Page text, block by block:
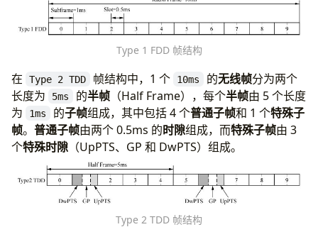
Type 1 FDD 帧结构
在 Type 2 TDD 帧结构中，1 个 10ms 的无线帧分为两个
长度为
5ms 的半帧（Half Frame），每个半帧由 5 个长度
为
1ms 的子帧组成，其中包括 4 个普通子帧和 1 个特殊子
帧。 普通子帧由两个 0.5ms 的时隙组成，而特殊子帧由 3
个特殊时隙 （UpPTS、GP 和 DwPTS）组成。
Type 2 TDD 帧结构